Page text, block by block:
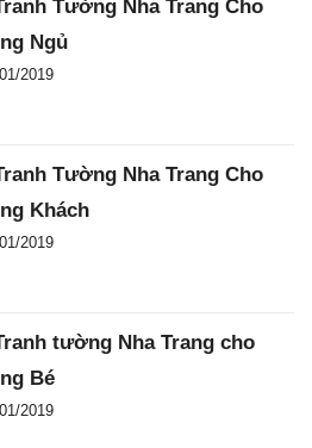
Tường Nha Trang Cho
Ngủ
ngày
2019
Tường Nha Trang Cho
Khách
ngày
2019
tường Nha Trang cho
Bé
ngày
2019